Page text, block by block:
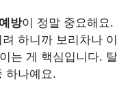
방이 정말 중요해요
하니까 보리차나
는 게 핵심입니다.
하나예요.